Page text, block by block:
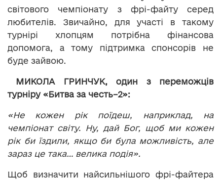
світового чемпіонату з фрі-файту серед
любителів. Звичайно, для участі в такому
турнірі хлопцям потрібна фінансова
допомога, а тому підтримка спонсорів не
буде зайвою.
МИКОЛА ГРИНЧУК, один з переможців
турніру «Битва за честь–2»:
«Не кожен рік поїдеш, наприклад, на
чемпіонат світу. Ну, дай Бог, щоб ми кожен
рік би їздили, якщо би була можливість, але
зараз це така… велика подія».
Щоб визначити найсильнішого фрі-файтера